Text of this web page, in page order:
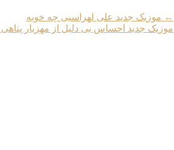
← موزیک جدید علی لهراسبی چه خوبه
موزیک جدید احساس بی دلیل از مهزیار پناهی